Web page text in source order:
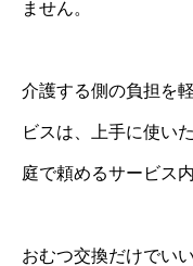
ません。
介護する側の負担を
ビスは、上手に使い
庭で頼めるサービス
おむつ交換だけでい